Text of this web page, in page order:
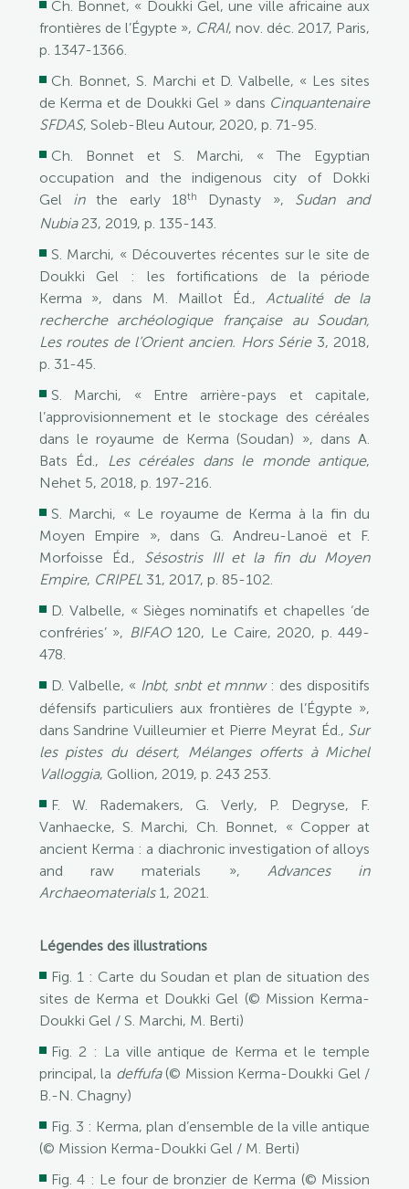
Ch. Bonnet, « Doukki Gel, une ville africaine aux
frontières de l’Égypte », CRAI, nov. déc. 2017, Paris,
p. 1347-1366.
Ch. Bonnet, S. Marchi et D. Valbelle, « Les sites
de Kerma et de Doukki Gel » dans Cinquantenaire
SFDAS, Soleb-Bleu Autour, 2020, p. 71-95.
Ch. Bonnet et S. Marchi, « The Egyptian
occupation and the indigenous city of Dokki
Gel inthe early 18th Dynasty », Sudan and
Nubia23, 2019, p. 135-143.
S. Marchi, « Découvertes récentes sur le site de
Doukki Gel : les fortifications de la période
Kerma », dans M. Maillot Éd., Actualité de la
recherche archéologique française au Soudan,
Les routes de l’Orient ancien. Hors Série3, 2018,
p. 31-45.
S. Marchi, « Entre arrière-pays et capitale,
l’approvisionnement et le stockage des céréales
dans le royaume de Kerma (Soudan) », dans A.
Bats Éd., Les céréales dans le monde antique,
Nehet 5, 2018, p. 197-216.
S. Marchi, « Le royaume de Kerma à la fin du
Moyen Empire », dans G. Andreu-Lanoë et F.
Morfoisse Éd., Sésostris III et la fin du Moyen
Empire, CRIPEL31, 2017, p. 85-102.
D. Valbelle, « Sièges nominatifs et chapelles ‘de
confréries’ », BIFAO120, Le Caire, 2020, p. 449-
478.
D. Valbelle, « Inbt, snbt et mnnw: des dispositifs
défensifs particuliers aux frontières de l’Égypte »,
dans Sandrine Vuilleumier et Pierre Meyrat Éd., Sur
les pistes du désert, Mélanges offerts à Michel
Valloggia, Gollion, 2019, p. 243 253.
F. W. Rademakers, G. Verly, P. Degryse, F.
Vanhaecke, S. Marchi, Ch. Bonnet, « Copper at
ancient Kerma : a diachronic investigation of alloys
and raw materials », Advances in
Archaeomaterials 1, 2021.
Légendes des illustrations
Fig. 1 : Carte du Soudan et plan de situation des
sites de Kerma et Doukki Gel (© Mission Kerma-
Doukki Gel / S. Marchi, M. Berti)
Fig. 2 : La ville antique de Kerma et le temple
principal, la deffufa(© Mission Kerma-Doukki Gel /
B.-N. Chagny)
Fig. 3 : Kerma, plan d’ensemble de la ville antique
(© Mission Kerma-Doukki Gel / M. Berti)
Fig. 4 : Le four de bronzier de Kerma (© Mission